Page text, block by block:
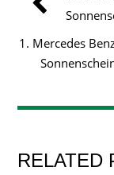
1. Mercedes
RELATED